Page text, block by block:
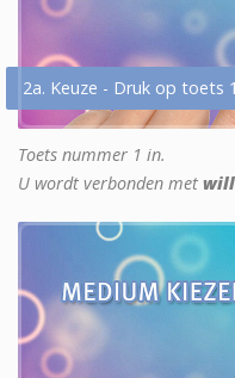
2a. Keuze - Druk op toets
Toets nummer 1 in.
U wordt verbonden met